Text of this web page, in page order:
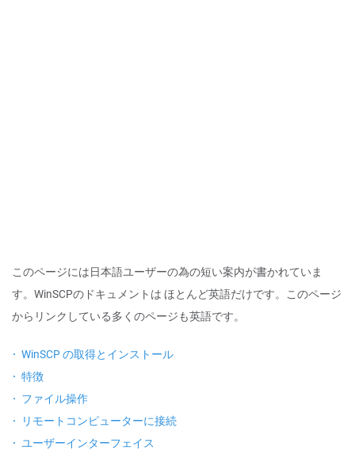
このページには日本語ユーザーの為の短い案内が書かれていま
す。WinSCPのドキュメントは ほとんど英語だけです。このページ
からリンクしている多くのページも英語です。
WinSCP の取得とインストール
特徴
ファイル操作
リモートコンピューターに接続
ユーザーインターフェイス